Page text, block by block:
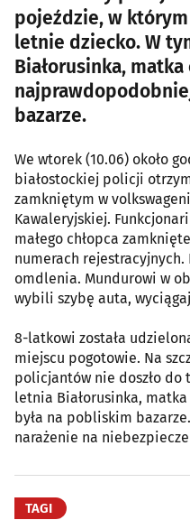
pojeździe, w
letnie dziecko. W
Białorusinka, matka
bazarze.
We wtorek (10.06) około
białostockiej policji
zamkniętym w
Kawaleryjskiej.
małego chłopca
numerach rejestracyjnych.
omdlenia. Mundurowi w
wybili szybę auta,
8-latkowi została
miejscu pogotowie. Na
policjantów nie doszło do
letnia Białorusinka,
była na pobliskim
narażenie na
TAGI